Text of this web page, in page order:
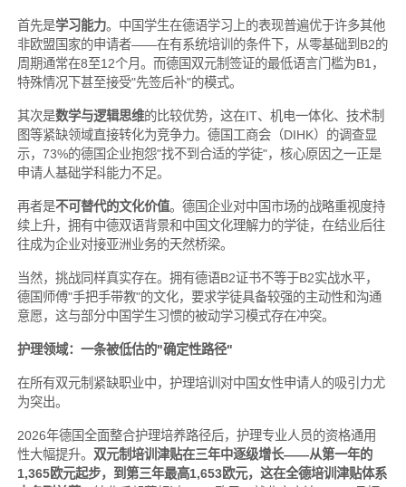
首先是学习能力。中国学生在德语学习上的表现普遍优于许多其他
非欧盟国家的申请者——在有系统培训的条件下，从零基础到B2的
周期通常在8至12个月。而德国双元制签证的最低语言门槛为B1，
特殊情况下甚至接受"先签后补"的模式。
其次是数学与逻辑思维的比较优势，这在IT、机电一体化、技术制
图等紧缺领域直接转化为竞争力。德国工商会（DIHK）的调查显
示，73%的德国企业抱怨"找不到合适的学徒"，核心原因之一正是
申请人基础学科能力不足。
再者是不可替代的文化价值。德国企业对中国市场的战略重视度持
续上升，拥有中德双语背景和中国文化理解力的学徒，在结业后往
往成为企业对接亚洲业务的天然桥梁。
当然，挑战同样真实存在。拥有德语B2证书不等于B2实战水平，
德国师傅"手把手带教"的文化，要求学徒具备较强的主动性和沟通
意愿，这与部分中国学生习惯的被动学习模式存在冲突。
护理领域：一条被低估的"确定性路径"
在所有双元制紧缺职业中，护理培训对中国女性申请人的吸引力尤
为突出。
2026年德国全面整合护理培养路径后，护理专业人员的资格通用
性大幅提升。 双元制培训津贴在三年中逐级增长——从第一年的
1,365欧元起步，到第三年最高1,653欧元，这在全德培训津贴体系